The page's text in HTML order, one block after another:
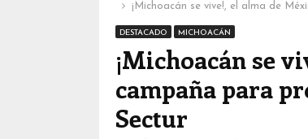
¡Michoacán se vive!, el alma de
DESTACADO MICHOACÁN
¡Michoacán se
campaña para
Sectur